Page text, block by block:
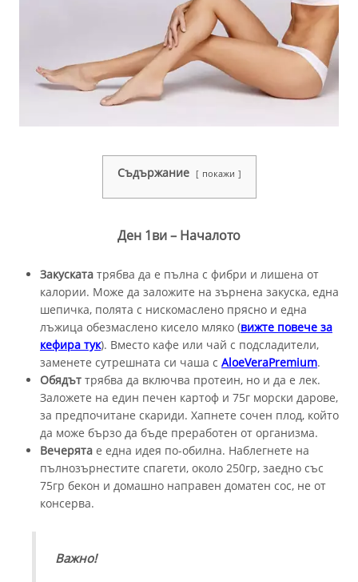
Съдържание покажи
Ден 1ви – Началото
Закуската трябва да е пълна с фибри и лишена от
калории. Може да заложите на зърнена закуска, една
шепичка, полята с нискомаслено прясно и една
лъжица обезмаслено кисело мляко (вижте повече за
кефира тук). Вместо кафе или чай с подсладители,
заменете сутрешната си чаша с AloeVeraPremium.
Обядът трябва да включва протеин, но и да е лек.
Заложете на един печен картоф и 75г морски дарове,
за предпочитане скариди. Хапнете сочен плод, който
да може бързо да бъде преработен от организма.
Вечерята е една идея по-обилна. Наблегнете на
пълнозърнестите спагети, около 250гр, заедно със
75гр бекон и домашно направен доматен сос, не от
консерва.
Важно!